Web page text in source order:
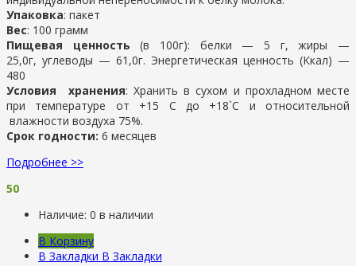
Упаковка: пакет
Вес: 100 грамм
Пищевая ценность (в 100г): белки — 5 г, жиры —
25,0г, углеводы — 61,0г. Энергетическая ценность (Ккал) —
480
Условия хранения: Хранить в сухом и прохладном месте
при температуре от +15 С до +18`С и относительной
влажности воздуха 75%.
Срок годности: 6 месяцев
Подробнее >>
50
Наличие: 0 в наличии
В Корзину
В Закладки В Закладки